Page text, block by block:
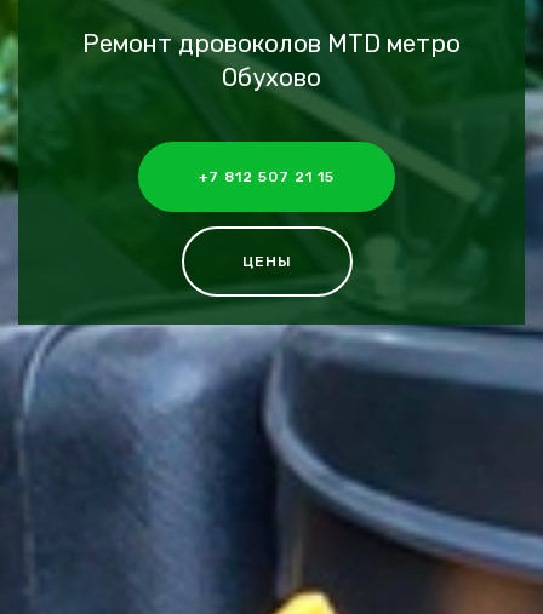
Ремонт дровоколов MTD метро
Обухово
+7 812 507 21 15
ЦЕНЫ